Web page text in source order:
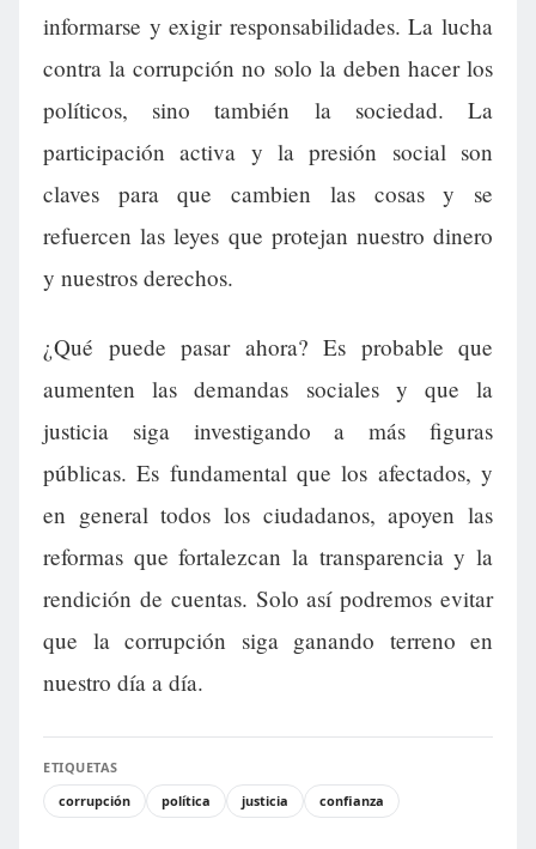
informarse y exigir responsabilidades. La lucha
contra la corrupción no solo la deben hacer los
políticos, sino también la sociedad. La
participación activa y la presión social son
claves para que cambien las cosas y se
refuercen las leyes que protejan nuestro dinero
y nuestros derechos.
¿Qué puede pasar ahora? Es probable que
aumenten las demandas sociales y que la
justicia siga investigando a más figuras
públicas. Es fundamental que los afectados, y
en general todos los ciudadanos, apoyen las
reformas que fortalezcan la transparencia y la
rendición de cuentas. Solo así podremos evitar
que la corrupción siga ganando terreno en
nuestro día a día.
ETIQUETAS
corrupción
política justicia confianza